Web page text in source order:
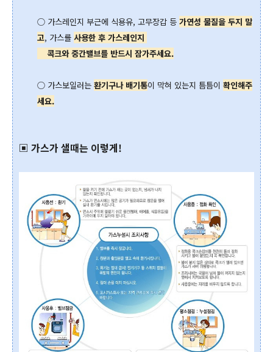
○ 가스레인지 부근에 식용유, 고무장갑 등 가연성 물질을 두지 말
고, 가스를 사용한 후 가스레인지
콕크와중간밸브를 반드시 잠가주세요.
○ 가스보일러는 환기구나 배기통이 막혀 있는지 틈틈이 확인해주
세요.
▣ 가스가 샐때는 이렇게!